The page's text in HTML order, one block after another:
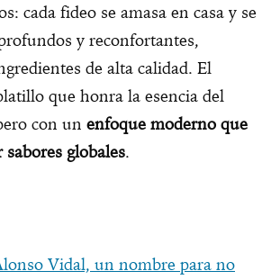
cada fideo se amasa en casa y se
y reconfortantes,
de alta calidad. El
que honra la esencia del
con un enfoque moderno que
globales.
Vidal, un nombre para no